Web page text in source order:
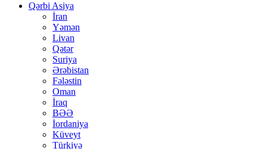
Qərbi Asiya
İran
Yəmən
Livan
Qətər
Suriya
Ərəbistan
Fələstin
Oman
İraq
BƏƏ
İordaniya
Küveyt
Türkiyə